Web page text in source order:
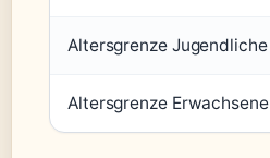
Altersgrenze Jugendliche
Altersgrenze Erwachsene